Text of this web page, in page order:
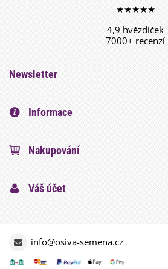
★★★★★
4,9 hvězdiček
7000+ recenzí
Newsletter
Informace
Nakupování
Váš účet
info@osiva-semena.cz